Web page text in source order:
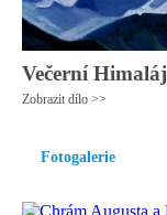
Večerní Himaláj
Zobrazit dílo >>
Fotogalerie